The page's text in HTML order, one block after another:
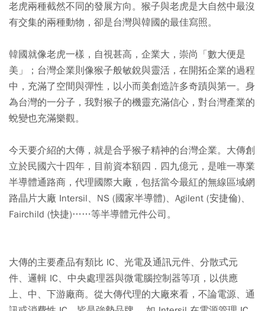
老虎兩種截然不同的發展方向。猴子與老虎是大自然中最沒
有交集的兩種動物，卻是台灣與韓國的最佳寫照。
韓國就像老虎一樣，自視甚高，企業大，崇尚「數大便是
美」；台灣企業則像猴子般敏銳與靈活，在開拓企業的過程
中，充滿了空間與彈性，以小而美創造許多奇蹟與第一。身
為台灣的一分子，我對猴子的機靈充滿信心，對台灣產業的
蛻變也充滿樂觀。
今天要介紹的大傳，就是合乎猴子精神的台灣企業。大傳創
立於民國六十四年，目前資本額四．四九億元，是唯一專業
半導體通路商，代理國際大廠，包括當今最紅的無線區域網
路晶片大廠 Intersil、NS (國家半導體)、Agilent (安捷倫)、
Fairchild (快捷)……等半導體元件公司。
大傳的主要產品有類比 IC、光電及通訊元件、分散式元
件、邏輯 IC、中央處理器與微電腦控制器等項，以供應
上、中、下游廠商。從大傳代理的大廠來看，不論電源、通